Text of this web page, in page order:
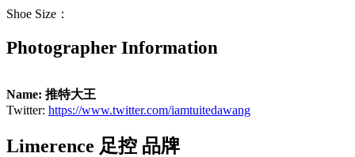
Shoe Size：
Photographer Information
Name: 推特大王
Twitter: https://www.twitter.com/iamtuitedawang
Limerence 足控 品牌